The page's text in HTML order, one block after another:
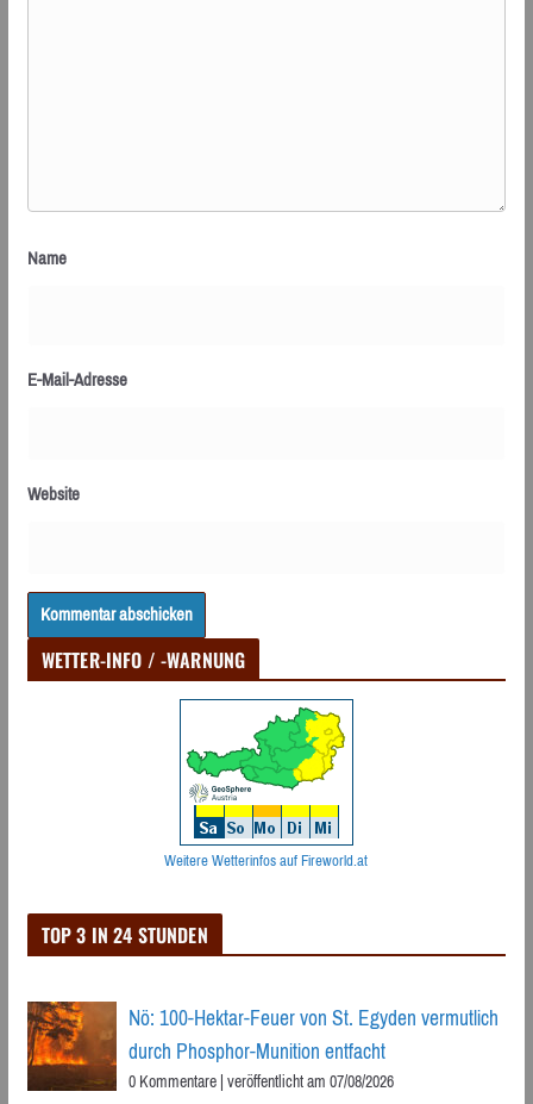
Name
E-Mail-Adresse
Website
WETTER-INFO / -WARNUNG
Weitere Wetterinfos auf Fireworld.at
TOP 3 IN 24 STUNDEN
Nö: 100-Hektar-Feuer von St. Egyden vermutlich
durch Phosphor-Munition entfacht
0 Kommentare|veröffentlicht am 07/08/2026